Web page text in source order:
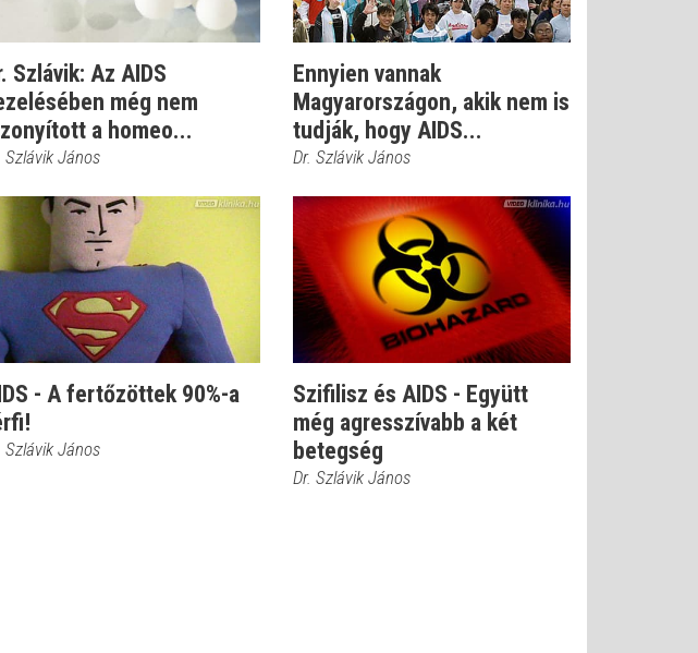
Szlávik: Az AIDS
még nem
a homeo...
Szlávik János
Ennyien vannak
Magyarországon, akik nem is
tudják, hogy AIDS...
Dr. Szlávik János
- A fertőzöttek 90%-a
Szlávik János
Szifilisz és AIDS - Együtt
még agresszívabb a két
betegség
Dr. Szlávik János